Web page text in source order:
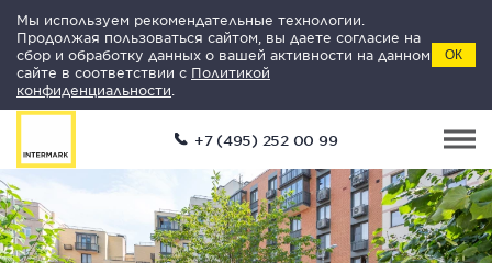
Мы используем рекомендательные технологии.
Продолжая пользоваться сайтом, вы даете согласие на
сбор и обработку данных о вашей активности на данном
сайте в соответствии с Политикой
конфиденциальности
ОК
+7 (495) 252 00 99